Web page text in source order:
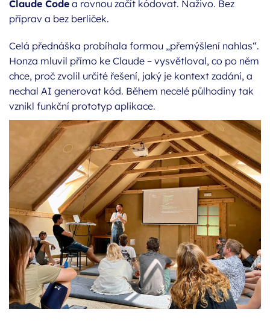
Claude Code a rovnou začít kódovat. Naživo. Bez
příprav a bez berliček.
Celá přednáška probíhala formou „přemýšlení nahlas“.
Honza mluvil přímo ke Claude – vysvětloval, co po něm
chce, proč zvolil určité řešení, jaký je kontext zadání, a
nechal AI generovat kód. Během necelé půlhodiny tak
vznikl funkční prototyp aplikace.